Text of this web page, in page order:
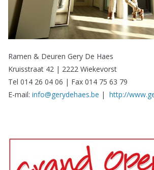
Ramen & Deuren Gery De Haes
Kruisstraat 42 | 2222 Wiekevorst
Tel 014 26 04 06 | Fax 014 75 63 79
E-mail: info@gerydehaes.be | http://